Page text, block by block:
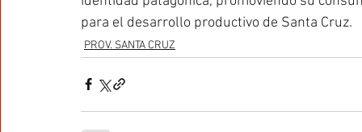
para el desarrollo productivo de Santa Cruz.
PROV. SANTA CRUZ